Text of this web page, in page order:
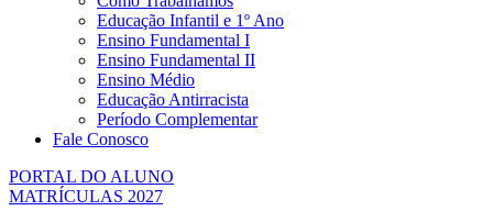
Educação Infantil e 1º Ano
Ensino Fundamental I
Ensino Fundamental II
Ensino Médio
Educação Antirracista
Período Complementar
Fale Conosco
PORTAL DO ALUNO
MATRÍCULAS 2027